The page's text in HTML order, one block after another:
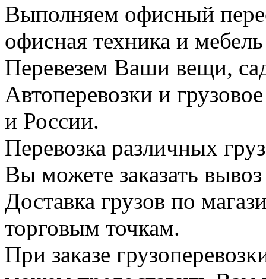
Выполняем офисный
офисная техника и
Перевезем Ваши вещи,
Автоперевозки и
и России.
Перевозка различных
Вы можете заказать
Доставка грузов по
торговым точкам.
При заказе